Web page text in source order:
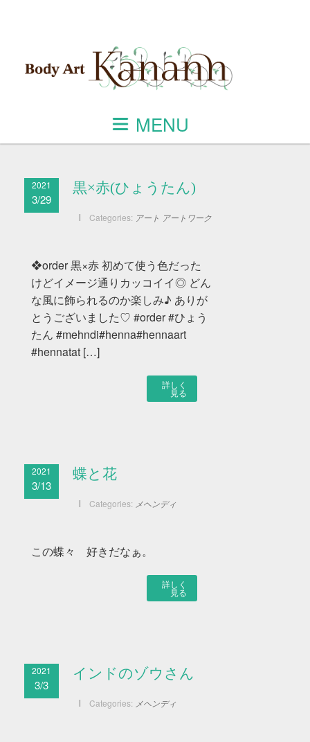
MENU
2021
3/29
黒×赤(ひょうたん)
Categories: アート アートワーク
❖order 黒×赤 初めて使う色だった
けどイメージ通りカッコイイ◎ どん
な風に飾られるのか楽しみ♪ ありが
とうございました♡ #order #ひょう
たん #mehndi#henna#hennaart
#hennatat […]
詳しく
見る
2021
3/13
蝶と花
Categories: メヘンディ
この蝶々 好きだなぁ。
詳しく
見る
2021
3/3
インドのゾウさん
Categories: メヘンディ